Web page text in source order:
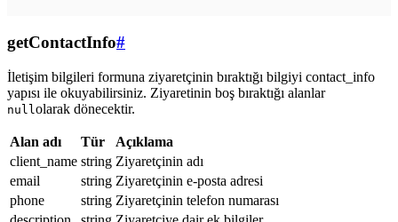
getContactInfo#
İletişim bilgileri formuna ziyaretçinin bıraktığı bilgiyi contact_info
yapısı ile okuyabilirsiniz. Ziyaretinin boş bıraktığı alanlar
null olarak dönecektir.
Alan adı Tür
Açıklama
client_name string Ziyaretçinin adı
email
string Ziyaretçinin e-posta adresi
phone
string Ziyaretçinin telefon numarası